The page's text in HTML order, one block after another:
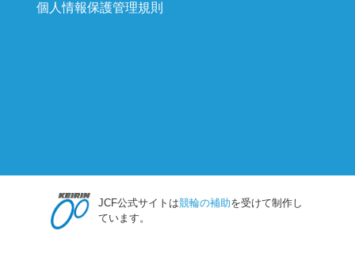
個人情報保護管理規則
JCF公式サイトは競輪の補助を受けて制作し
ています。